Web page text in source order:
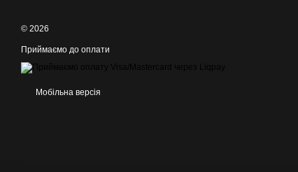
© 2026
Приймаємо до оплати
Мобільна версія